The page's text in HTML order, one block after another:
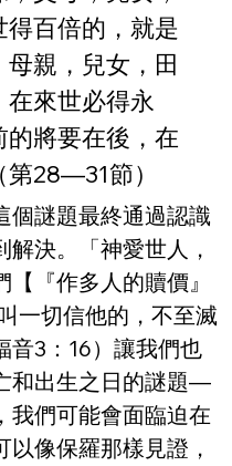
百倍的，就是
親，兒女，田
來世必得永
將要在後，在
28—31節）
個謎題最終通過認識
決。「神愛世人，
『作多人的贖價』
一切信他的，不至滅
音3：16）讓我們也
和出生之日的謎題—
我們可能會面臨迫在
像保羅那樣見證，